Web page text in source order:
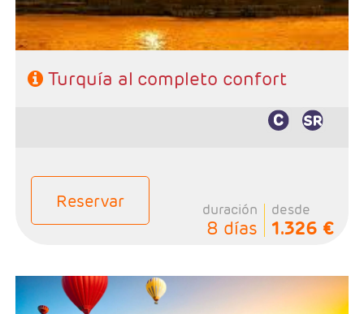
Turquía al completo confort
Reservar duración
8 días
desde
1.326 €
Salidas: Martes, Miércoles, Viernes y Sábados, según